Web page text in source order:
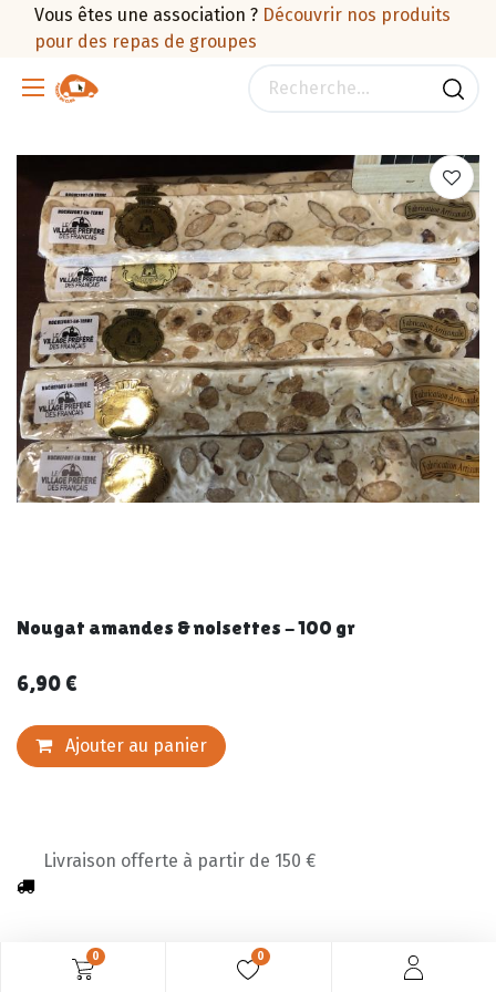
0 0
Vous êtes une association ? Découvrir nos produits
pour des repas de groupes
Nougat amandes & noisettes - 100 gr
6,90 €
Ajouter au panier
Livraison offerte à partir de 150 €